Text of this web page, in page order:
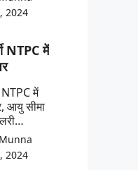
2024
NTPC में
NTPC में
आयु सीमा
2024